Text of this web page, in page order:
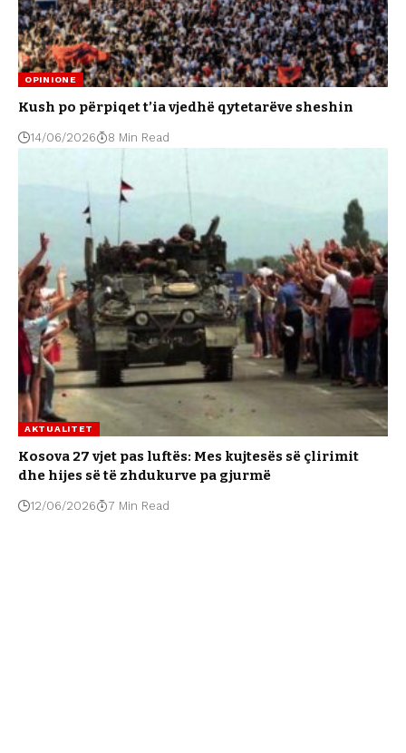
OPINIONE
Kush po përpiqet t’ia vjedhë qytetarëve sheshin
14/06/2026 8 Min Read
AKTUALITET
Kosova 27 vjet pas luftës: Mes kujtesës së çlirimit
dhe hijes së të zhdukurve pa gjurmë
12/06/2026 7 Min Read